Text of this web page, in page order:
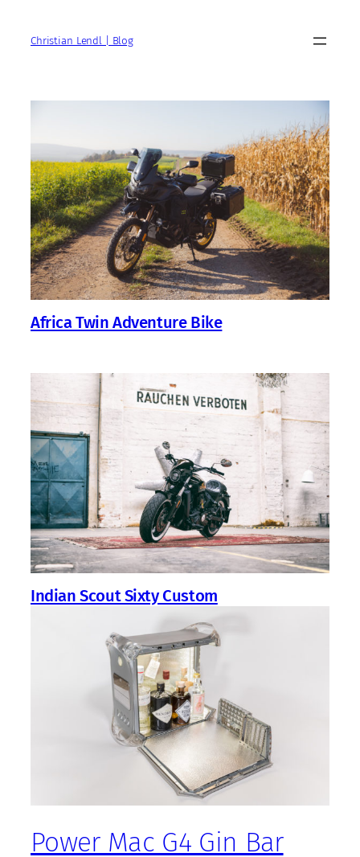
springenChristian Lendl | Blog
Africa Twin Adventure Bike
Indian Scout Sixty Custom
Power Mac G4 Gin Bar